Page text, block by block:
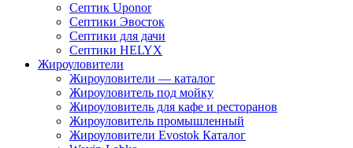
Септик Uponor
Септики Эвосток
Септики для дачи
Септики HELYX
Жироуловители
Жироуловители — каталог
Жироуловитель под мойку
Жироуловитель для кафе и ресторанов
Жироуловитель промышленный
Жироуловители Evostok Каталог